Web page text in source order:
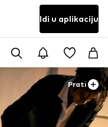
Idi u aplikaciju
Prati